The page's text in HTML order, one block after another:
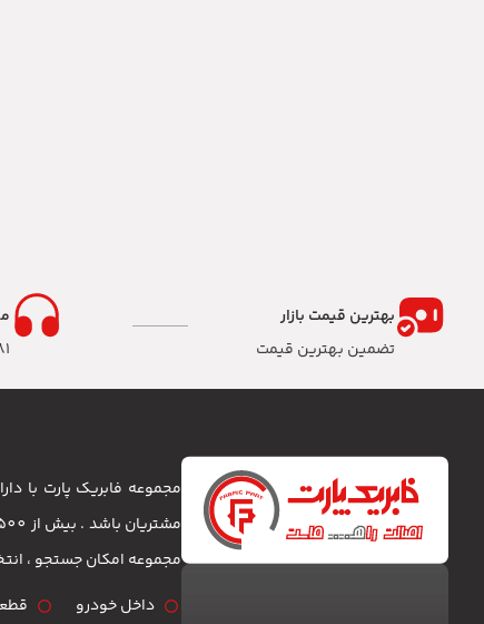
بهترین قیمت بازار
تضمین بهترین قیمت
مجموعه فابریک پارت با
مجموعه امکان جستجو ،
داخل خودرو